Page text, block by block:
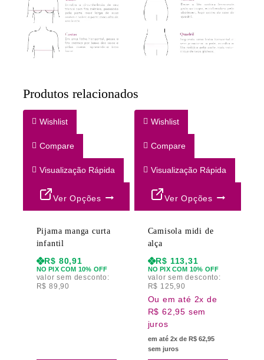
Produtos relacionados
Wishlist
Compare
Visualização Rápida
Ver Opções
Pijama manga curta
infantil
R$ 80,91
NO PIX COM 10% OFF
valor sem desconto:
R$ 89,90
Wishlist
Compare
Visualização Rápida
Ver Opções
Camisola midi de
alça
R$ 113,31
NO PIX COM 10% OFF
valor sem desconto:
R$ 125,90
Ou em até 2x de
R$ 62,95 sem
juros
em até 2x de R$ 62,95
sem juros